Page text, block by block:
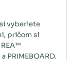
vyberiete
pričom si
PRIMEBOARD.